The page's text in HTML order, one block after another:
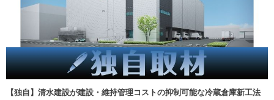
【独自】清水建設が建設・維持管理コストの抑制可能な冷蔵倉庫新工法